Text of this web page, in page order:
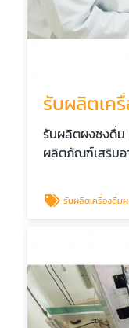
รับผลิตเค
รับผลิตผงชงดื่ม
ผลิตภัณฑ์เสริมอ
รับผลิตเครื่องดื่ม